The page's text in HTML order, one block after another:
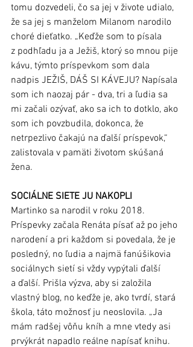
tomu dozvedeli, čo sa jej v živote udialo,
že sa jej s manželom Milanom narodilo
choré dieťatko. „Keďže som to písala
z podhľadu ja a Ježiš, ktorý so mnou pije
kávu, týmto príspevkom som dala
nadpis JEŽIŠ, DÁŠ SI KÁVEJU? Napísala
som ich naozaj pár - dva, tri a ľudia sa
mi začali ozývať, ako sa ich to dotklo, ako
som ich povzbudila, dokonca, že
netrpezlivo čakajú na ďalší príspevok,“
zalistovala v pamäti životom skúšaná
žena.
SOCIÁLNE SIETE JU NAKOPLI
Martinko sa narodil v roku 2018.
Príspevky začala Renáta písať až po jeho
narodení a pri každom si povedala, že je
posledný, no ľudia a najmä fanúšikovia
sociálnych sietí si vždy vypýtali ďalší
a ďalší. Prišla výzva, aby si založila
vlastný blog, no keďže je, ako tvrdí, stará
škola, táto možnosť ju neoslovila. „Ja
mám radšej vôňu kníh a mne vtedy asi
prvýkrát napadlo reálne napísať knihu.